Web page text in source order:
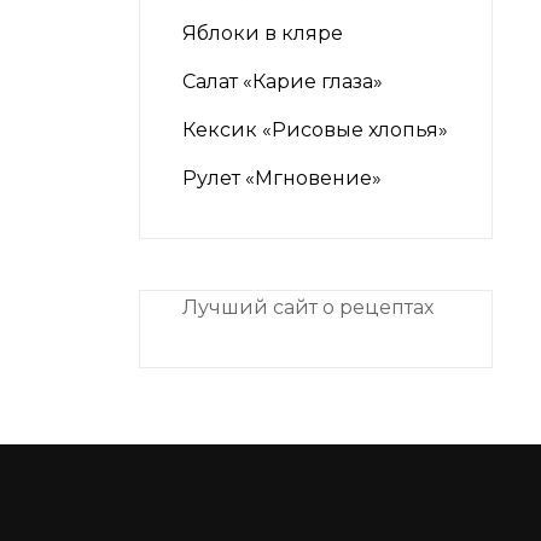
Яблоки в кляре
Салат «Карие глаза»
Кексик «Рисовые хлопья»
Рулет «Мгновение»
Лучший сайт о рецептах